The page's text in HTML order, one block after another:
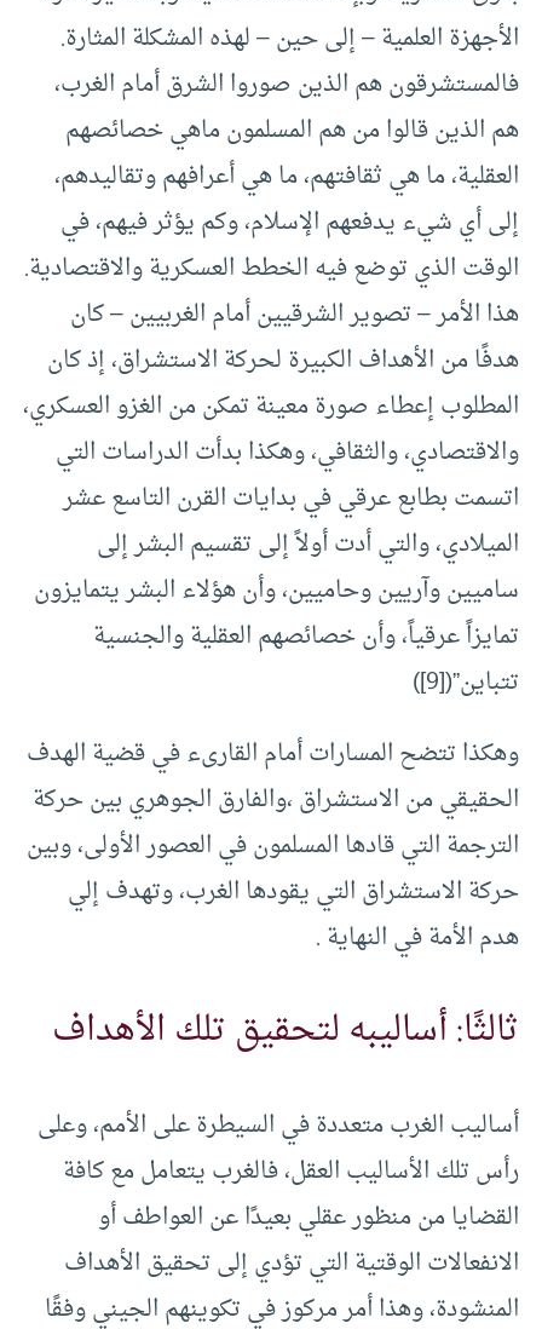
الأجهزة العلمية – إلى حين – لهذه المشكلة المثارة.
فالمستشرقون هم الذين صوروا الشرق أمام الغرب،
هم الذين قالوا من هم المسلمون ماهي خصائصهم
العقلية، ما هي ثقافتهم، ما هي أعرافهم وتقاليدهم،
إلى أي شيء يدفعهم الإسلام، وكم يؤثر فيهم، في
الوقت الذي توضع فيه الخطط العسكرية والاقتصادية.
هذا الأمر – تصوير الشرقيين أمام الغربيين – كان
هدفًا من الأهداف الكبيرة لحركة الاستشراق، إذ كان
المطلوب إعطاء صورة معينة تمكن من الغزو العسكري،
والاقتصادي، والثقافي، وهكذا بدأت الدراسات التي
اتسمت بطابع عرقي في بدايات القرن التاسع عشر
الميلادي، والتي أدت أولاً إلى تقسيم البشر إلى
ساميين وآريين وحاميين، وأن هؤلاء البشر يتمايزون
تمايزاً عرقياً، وأن خصائصهم العقلية والجنسية
تتباين”([9])
وهكذا تتضح المسارات أمام القارىء في قضية الهدف
الحقيقي من الاستشراق ،والفارق الجوهري بين حركة
الترجمة التي قادها المسلمون في العصور الأولى، وبين
حركة الاستشراق التي يقودها الغرب، وتهدف إلي
هدم الأمة في النهاية .
ثالثًا: أساليبه لتحقيق تلك الأهداف
أساليب الغرب متعددة في السيطرة على الأمم، وعلى
رأس تلك الأساليب العقل، فالغرب يتعامل مع كافة
القضايا من منظور عقلي بعيدًا عن العواطف أو
الانفعالات الوقتية التي تؤدي إلى تحقيق الأهداف
المنشودة، وهذا أمر مركوز في تكوينهم الجيني وفقًا